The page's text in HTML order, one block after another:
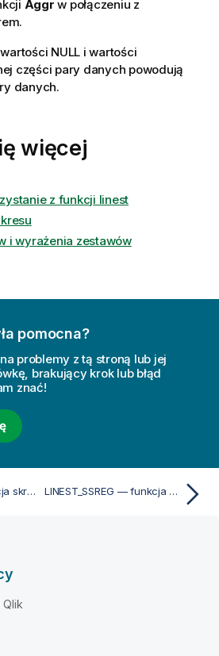
Aggr w połączeniu z
NULL i wartości
części pary danych powodują
danych.
więcej
z funkcji linest
i wyrażenia zestawów
pomocna?
problemy z tą stroną lub jej
brakujący krok lub błąd
znać!
LINEST_SEY — funkcja skryptu LINEST_SSREG — funkcja skryptu